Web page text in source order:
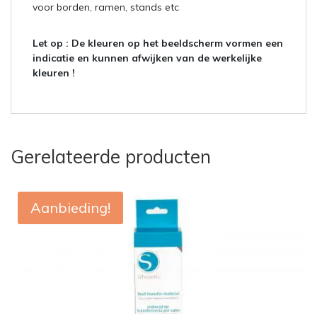
voor borden, ramen, stands etc
Let op : De kleuren op het beeldscherm vormen een
indicatie en kunnen afwijken van de werkelijke
kleuren !
Gerelateerde producten
Aanbieding!